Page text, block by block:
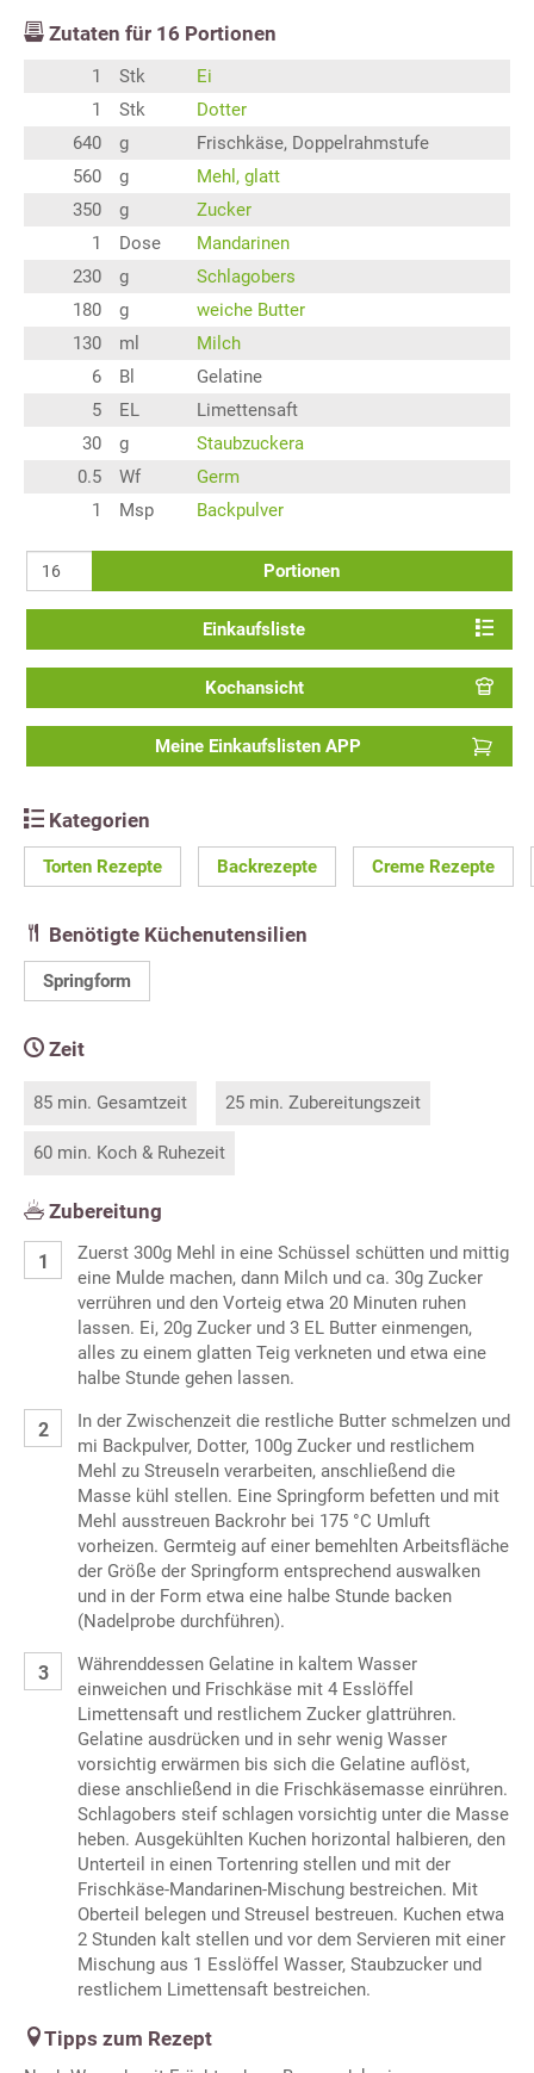
Zutaten für 16 Portionen
1 Stk
Ei
1
Stk
Dotter
640
g
Frischkäse, Doppelrahmstufe
560
g
Mehl, glatt
350
g
Zucker
1
Dose
Mandarinen
230
g
Schlagobers
180
g
weiche Butter
130
ml
Milch
6
Bl
Gelatine
5
EL
Limettensaft
30
g
Staubzuckera
0.5
Wf
Germ
1
Msp Backpulver
Portionen
Einkaufsliste
Kochansicht
Meine Einkaufslisten APP
Kategorien
Torten Rezepte Backrezepte Creme Rezepte
Benötigte Küchenutensilien
Springform
Zeit
85 min. Gesamtzeit 25 min. Zubereitungszeit
60 min. Koch & Ruhezeit
Zubereitung
Zuerst 300g Mehl in eine Schüssel schütten und mittig
eine Mulde machen, dann Milch und ca. 30g Zucker
verrühren und den Vorteig etwa 20 Minuten ruhen
lassen. Ei, 20g Zucker und 3 EL Butter einmengen,
alles zu einem glatten Teig verkneten und etwa eine
halbe Stunde gehen lassen.
In der Zwischenzeit die restliche Butter schmelzen und
mi Backpulver, Dotter, 100g Zucker und restlichem
Mehl zu Streuseln verarbeiten, anschließend die
Masse kühl stellen. Eine Springform befetten und mit
Mehl ausstreuen Backrohr bei 175 °C Umluft
vorheizen. Germteig auf einer bemehlten Arbeitsfläche
der Größe der Springform entsprechend auswalken
und in der Form etwa eine halbe Stunde backen
(Nadelprobe durchführen).
Währenddessen Gelatine in kaltem Wasser
einweichen und Frischkäse mit 4 Esslöffel
Limettensaft und restlichem Zucker glattrühren.
Gelatine ausdrücken und in sehr wenig Wasser
vorsichtig erwärmen bis sich die Gelatine auflöst,
diese anschließend in die Frischkäsemasse einrühren.
Schlagobers steif schlagen vorsichtig unter die Masse
heben. Ausgekühlten Kuchen horizontal halbieren, den
Unterteil in einen Tortenring stellen und mit der
Frischkäse-Mandarinen-Mischung bestreichen. Mit
Oberteil belegen und Streusel bestreuen. Kuchen etwa
2 Stunden kalt stellen und vor dem Servieren mit einer
Mischung aus 1 Esslöffel Wasser, Staubzucker und
restlichem Limettensaft bestreichen.
Tipps zum Rezept